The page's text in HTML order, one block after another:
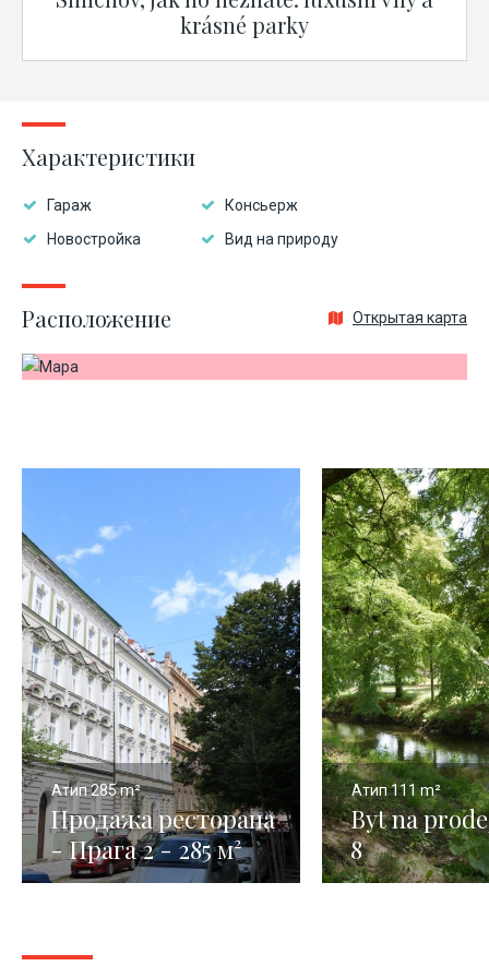
krásné parky
Характеристики
Гараж
Консьерж
Новостройка
Вид на природу
Расположение Открытая карта
Атип285 m²
Продажа ресторана
- Прага 2 - 285 м²
Атип111 m²
Byt na
8